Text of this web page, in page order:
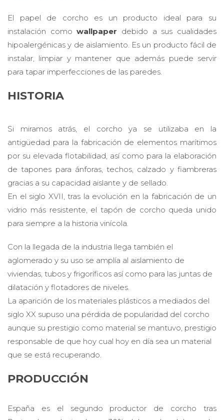
El papel de corcho es un producto ideal para su
instalación comowallpaper debido a sus cualidades
hipoalergénicas y de aislamiento. Es un producto fácil de
instalar, limpiar y mantener que además puede servir
para tapar imperfecciones de las paredes.
HISTORIA
Si miramos atrás, el corcho ya se utilizaba en la
antigüedad para la fabricación de elementos marítimos
por su elevada flotabilidad, así como para la elaboración
de tapones para ánforas, techos, calzado y fiambreras
gracias a su capacidad aislante y de sellado.
En el siglo XVII, tras la evolución en la fabricación de un
vidrio más resistente, el tapón de corcho queda unido
para siempre a la historia vinícola.
Con la llegada de la industria llega también el
aglomerado y su uso se amplía al aislamiento de
viviendas, tubos y frigoríficos así como para las juntas de
dilatación y flotadores de niveles.
La aparición de los materiales plásticos a mediados del
siglo XX supuso una pérdida de popularidad del corcho
aunque su prestigio como material se mantuvo, prestigio
responsable de que hoy cual hoy en día sea un material
que se está recuperando.
PRODUCCIÓN
España es el segundo productor de corcho tras